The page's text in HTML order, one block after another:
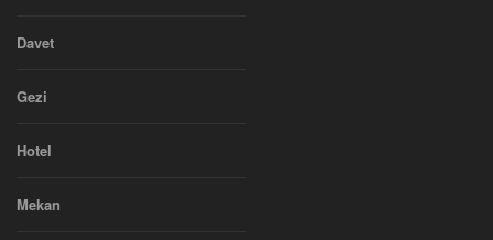
Davet
Gezi
Hotel
Mekan